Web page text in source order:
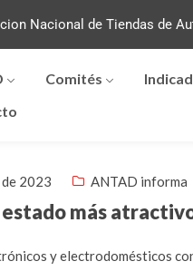
Nacional de Tiendas de
Comités
2023 ANTAD informa
estado más
y electrodomésticos